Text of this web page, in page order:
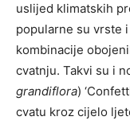
uslijed klimatskih
popularne su vrste
kombinacije
cvatnju. Takvi su i
grandiflora)
cvatu kroz cijelo